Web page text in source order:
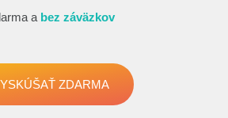
a bez záväzkov
ZDARMA